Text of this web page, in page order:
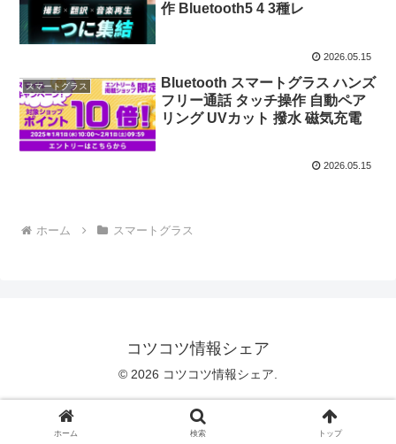
作 Bluetooth5 4 3種レ
2026.05.15
スマートグラス
Bluetooth スマートグラス ハンズ
フリー通話 タッチ操作 自動ペア
リング UVカット 撥水 磁気充電
2026.05.15
ホーム スマートグラス
コツコツ情報シェア
© 2026 コツコツ情報シェア.
ホーム 検索 トップ